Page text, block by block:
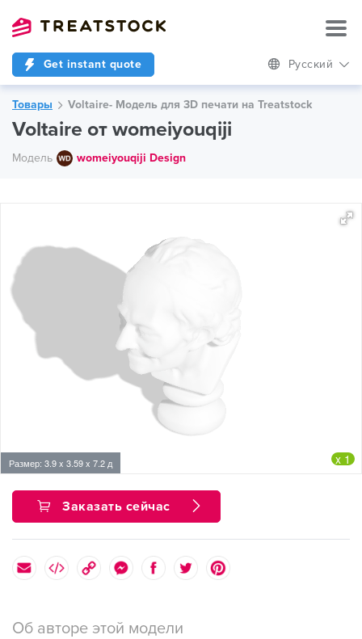
Get instant quote Русский
Товары Voltaire- Модель для 3D печати на Treatstock
Voltaire от womeiyouqiji
Модель womeiyouqiji Design
Размер: 3.9 x 3.59 x 7.2 д x 1
Заказать сейчас
Об авторе этой модели